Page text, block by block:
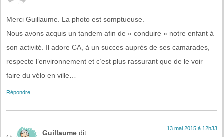
Merci Guillaume. La photo est somptueuse.
Nous avons acquis un tandem afin de « conduire » notre enfant à
son activité. Il adore CA, à un succes auprès de ses camarades,
respecte l’environnement et c’est plus rassurant que de le voir
faire du vélo en ville…
Répondre
Guillaume dit :
13 mai 2015 à 12h33